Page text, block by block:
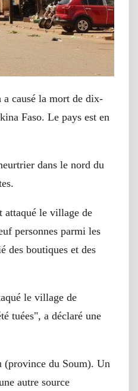
a causé la mort de dix-
Faso. Le pays est en
dans le nord du
attaqué le village de
personnes parmi les
des boutiques et des
le village de
tuées", a déclaré une
(province du Soum). Un
autre source